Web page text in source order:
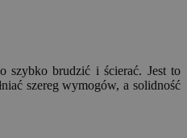
szybko brudzić i ścierać. Jest to
szereg wymogów, a solidność